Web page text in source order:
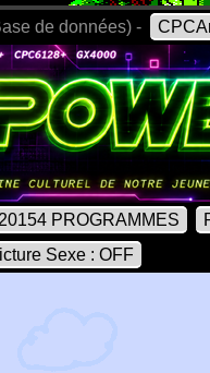
de données) -
20154 PROGRAMMES
Sexe : OFF